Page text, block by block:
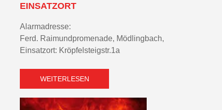
EINSATZORT
Alarmadresse:
Ferd. Raimundpromenade, Mödlingbach,
Einsatzort: Kröpfelsteigstr.1a
WEITERLESEN